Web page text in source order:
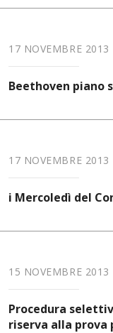
17 NOVEMBRE 2013
Beethoven piano
17 NOVEMBRE 2013
i Mercoledì del
15 NOVEMBRE 2013
Procedura
riserva alla